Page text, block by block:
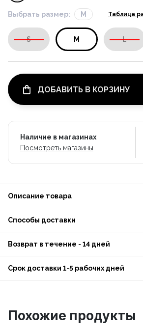
Выбрать размер: M Таблица
S M L
ДОБАВИТЬ В КОРЗИНУ
Наличие в магазинах
Посмотреть магазины
Описание товара
Способы доставки
Возврат в течение - 14 дней
Срок доставки 1-5 рабочих дней
Похожие продукты